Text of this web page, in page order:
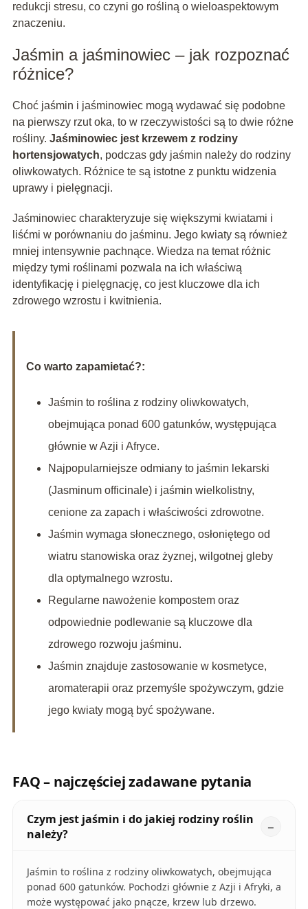
redukcji stresu, co czyni go rośliną o wieloaspektowym
znaczeniu.
Jaśmin a jaśminowiec – jak rozpoznać
różnice?
Choć jaśmin i jaśminowiec mogą wydawać się podobne
na pierwszy rzut oka, to w rzeczywistości są to dwie różne
rośliny. Jaśminowiec jest krzewem z rodziny
hortensjowatych, podczas gdy jaśmin należy do rodziny
oliwkowatych. Różnice te są istotne z punktu widzenia
uprawy i pielęgnacji.
Jaśminowiec charakteryzuje się większymi kwiatami i
liśćmi w porównaniu do jaśminu. Jego kwiaty są również
mniej intensywnie pachnące. Wiedza na temat różnic
między tymi roślinami pozwala na ich właściwą
identyfikację i pielęgnację, co jest kluczowe dla ich
zdrowego wzrostu i kwitnienia.
Co warto zapamietać?:
Jaśmin to roślina z rodziny oliwkowatych,
obejmująca ponad 600 gatunków, występująca
głównie w Azji i Afryce.
Najpopularniejsze odmiany to jaśmin lekarski
(Jasminum officinale) i jaśmin wielkolistny,
cenione za zapach i właściwości zdrowotne.
Jaśmin wymaga słonecznego, osłoniętego od
wiatru stanowiska oraz żyznej, wilgotnej gleby
dla optymalnego wzrostu.
Regularne nawożenie kompostem oraz
odpowiednie podlewanie są kluczowe dla
zdrowego rozwoju jaśminu.
Jaśmin znajduje zastosowanie w kosmetyce,
aromaterapii oraz przemyśle spożywczym, gdzie
jego kwiaty mogą być spożywane.
FAQ – najczęściej zadawane pytania
Czym jest jaśmin i do jakiej rodziny roślin
należy?
Jaśmin to roślina z rodziny oliwkowatych, obejmująca
ponad 600 gatunków. Pochodzi głównie z Azji i Afryki, a
może występować jako pnącze, krzew lub drzewo.